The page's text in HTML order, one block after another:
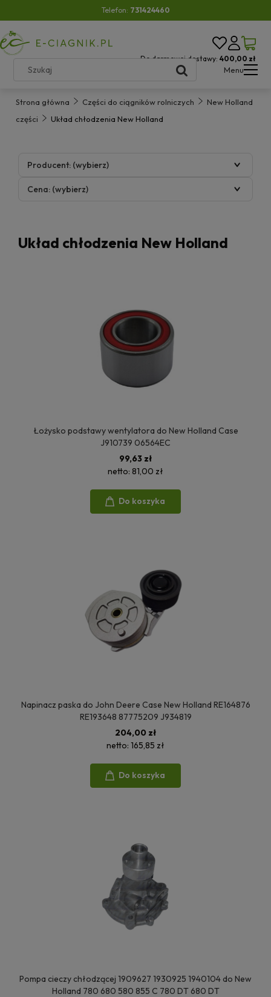
Telefon: 731424460
Do darmowej dostawy: 400,00 zł
Menu
Strona główna Części do ciągników rolniczych
New Holland
części
Układ chłodzenia New Holland
Producent: (wybierz)
Cena: (wybierz)
Układ chłodzenia New Holland
Łożysko podstawy wentylatora do New Holland Case
J910739 06564EC
99,63 zł
netto: 81,00 zł
Do koszyka
Napinacz paska do John Deere Case New Holland RE164876
RE193648 87775209 J934819
204,00 zł
netto: 165,85 zł
Do koszyka
Pompa cieczy chłodzącej 1909627 1930925 1940104 do New
Holland 780 680 580 855 C 780 DT 680 DT